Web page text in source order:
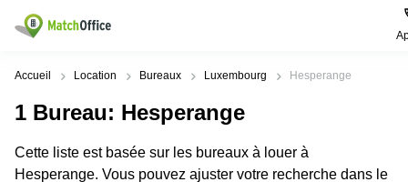
Rechercher / publier
Pages
produits
Villes
Luxembourg
Recherches
Сoworking
Aide
Qui sommes-nous?
Accueil Location Bureaux Luxembourg Hesperange
1 Bureau: Hesperange
Cette liste est basée sur les bureaux à louer à
Hesperange. Vous pouvez ajuster votre recherche dans le